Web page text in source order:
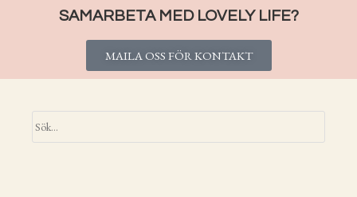
SAMARBETA MED LOVELY LIFE?
MAILA OSS FÖR KONTAKT